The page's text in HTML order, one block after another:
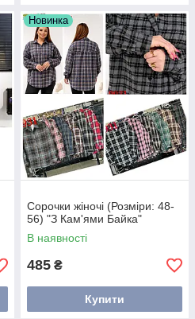
Новинка
Сорочки жіночі (Розміри: 48-
56) "З Кам'ями Байка"
В наявності
485 ₴
Купити